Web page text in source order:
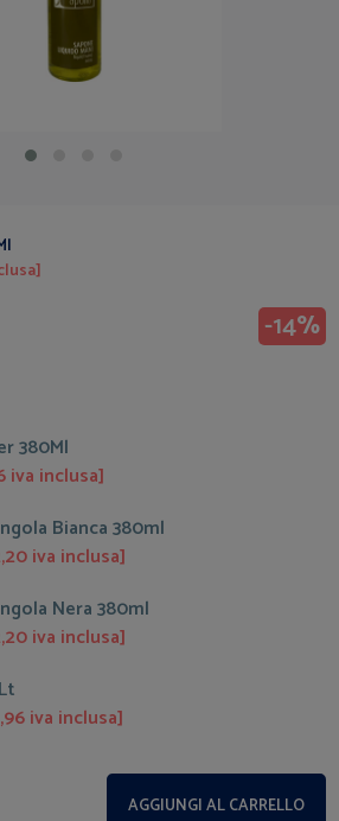
-14%
380Ml
iva inclusa]
Bianca 380ml
iva inclusa]
Nera 380ml
iva inclusa]
iva inclusa]
AGGIUNGI AL CARRELLO